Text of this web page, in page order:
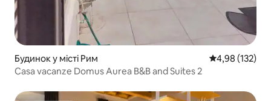
Будинок у місті Рим Середня
4,98 (132)
Casa vacanze Domus Aurea B&B and Suites 2